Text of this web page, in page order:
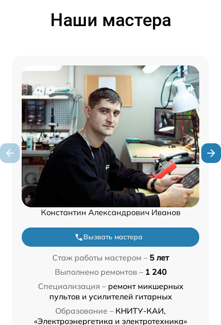
Наши мастера
Константин Александрович Иванов
Вызвать мастера
Стаж работы мастером – 5 лет
Выполнено ремонтов – 1 240
Специализация – ремонт микшерных
пультов и усилителей гитарных
Образование – КНИТУ-КАИ,
«Электроэнергетика и электротехника»